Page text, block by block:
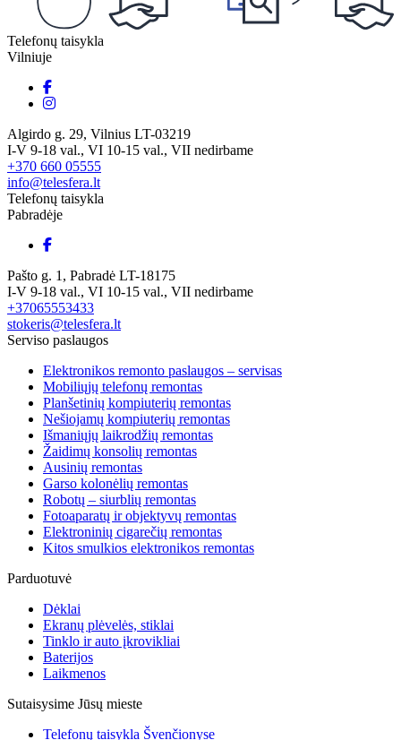
Telefonų taisykla
Vilniuje
Algirdo g. 29, Vilnius LT-03219
I-V 9-18 val., VI 10-15 val., VII nedirbame
+370 660 05555
info@telesfera.lt
Telefonų taisykla
Pabradėje
Pašto g. 1, Pabradė LT-18175
I-V 9-18 val., VI 10-15 val., VII nedirbame
+37065553433
stokeris@telesfera.lt
Serviso paslaugos
Elektronikos remonto paslaugos – servisas
Mobiliųjų telefonų remontas
Planšetinių kompiuterių remontas
Nešiojamų kompiuterių remontas
Išmaniųjų laikrodžių remontas
Žaidimų konsolių remontas
Ausinių remontas
Garso kolonėlių remontas
Robotų – siurblių remontas
Fotoaparatų ir objektyvų remontas
Elektroninių cigarečių remontas
Kitos smulkios elektronikos remontas
Parduotuvė
Dėklai
Ekranų plėvelės, stiklai
Tinklo ir auto įkrovikliai
Baterijos
Laikmenos
Sutaisysime Jūsų mieste
Telefonų taisykla Švenčionyse